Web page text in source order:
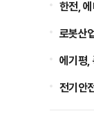
한전,
로봇산
에기평,
전기안